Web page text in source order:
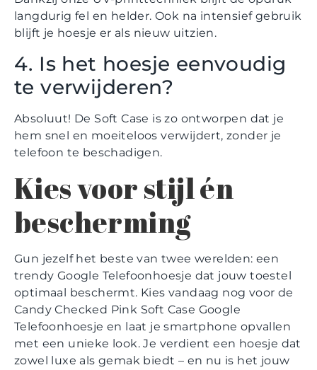
langdurig fel en helder. Ook na intensief gebruik
blijft je hoesje er als nieuw uitzien.
4. Is het hoesje eenvoudig
te verwijderen?
Absoluut! De Soft Case is zo ontworpen dat je
hem snel en moeiteloos verwijdert, zonder je
telefoon te beschadigen.
Kies voor stijl én
bescherming
Gun jezelf het beste van twee werelden: een
trendy Google Telefoonhoesje dat jouw toestel
optimaal beschermt. Kies vandaag nog voor de
Candy Checked Pink Soft Case Google
Telefoonhoesje en laat je smartphone opvallen
met een unieke look. Je verdient een hoesje dat
zowel luxe als gemak biedt – en nu is het jouw